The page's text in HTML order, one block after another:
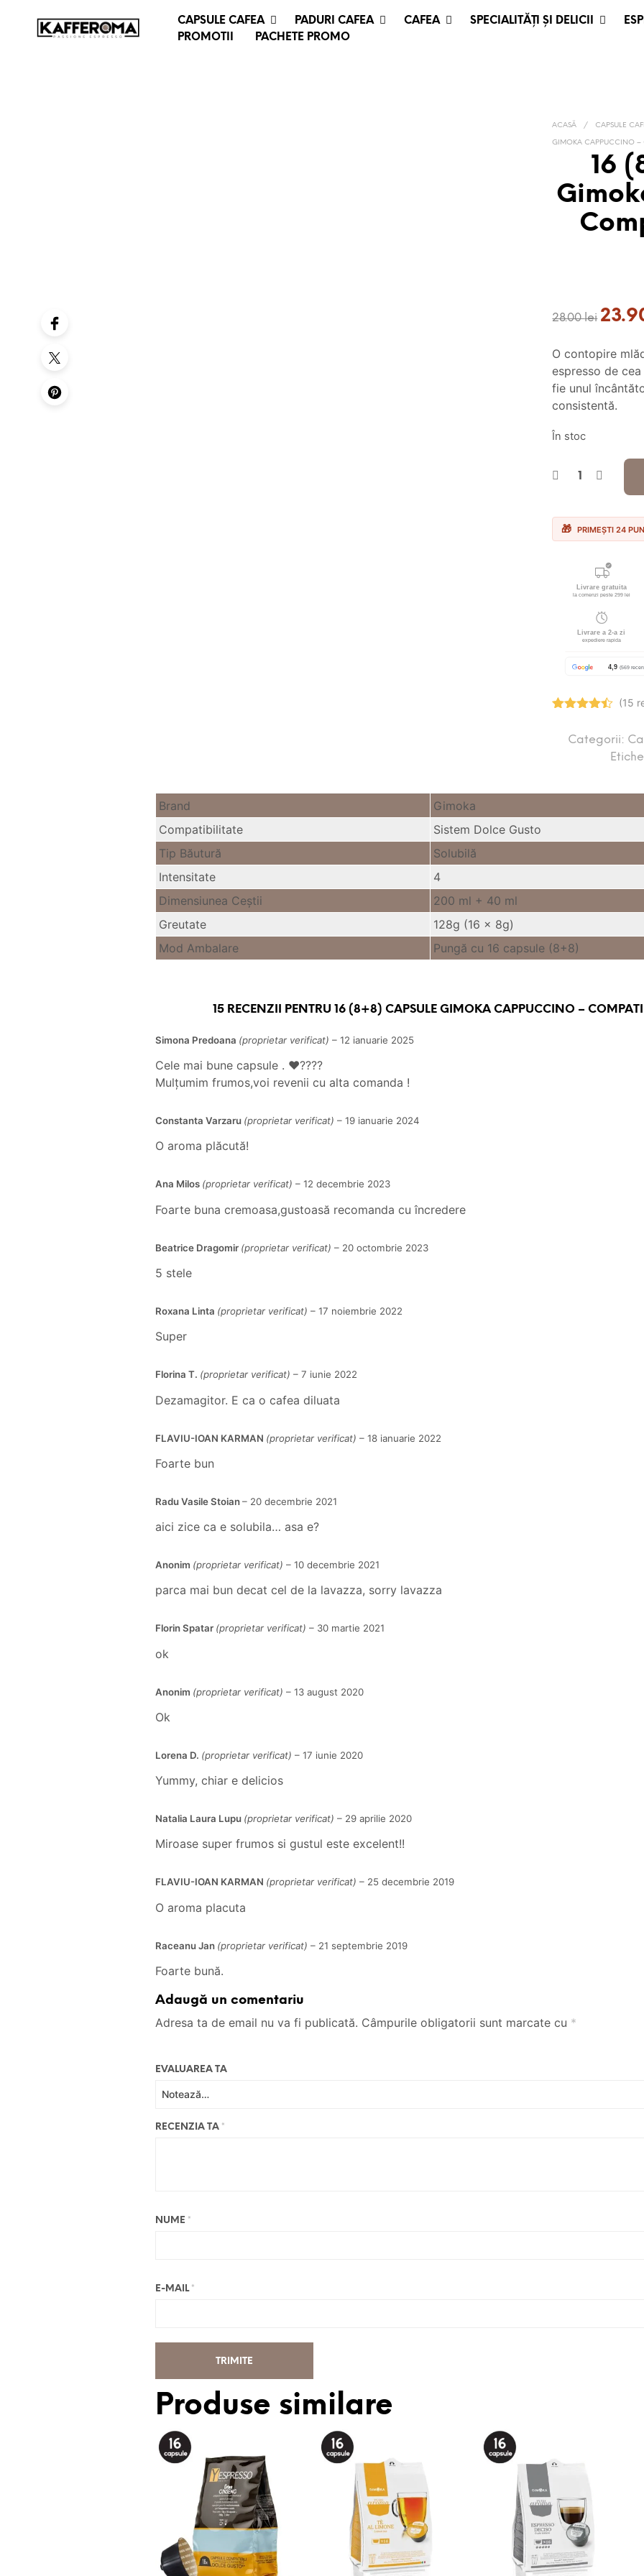
CAPSULE CAFEA PADURI CAFEA CAFEA SPECIALITĂȚI ȘI DELICII
PROMOTII
PACHETE PROMO
ACASĂ / CAPSULE
GIMOKA CAPPUCCINO –
16
28.00lei
Prețul
fost:
28.00
O contopire
espresso de
fie unul
consistentă.
În stoc
PRIMEȘTI 24
din 5
(15
Categorii:
Brand
Gimoka
Compatibilitate
Sistem Dolce Gusto
Tip Băutură
Solubilă
Intensitate
4
Dimensiunea Ceştii
200 ml + 40 ml
Greutate
128g (16 x 8g)
Mod Ambalare
Pungă cu 16 capsule (8+8)
15 RECENZII PENTRU 16 (8+8) CAPSULE GIMOKA CAPPUCCINO –
Simona Predoana (proprietar verificat) – 12 ianuarie 2025
Cele mai bune capsule . ❤️‍????
Mulțumim frumos,voi revenii cu alta comanda !
Constanta Varzaru (proprietar verificat) – 19 ianuarie 2024
O aroma plăcută!
Ana Milos (proprietar verificat) – 12 decembrie 2023
Foarte buna cremoasa,gustoasă recomanda cu încredere
Beatrice Dragomir (proprietar verificat) – 20 octombrie 2023
5 stele
Roxana Linta (proprietar verificat) – 17 noiembrie 2022
Super
Florina T. (proprietar verificat) – 7 iunie 2022
Dezamagitor. E ca o cafea diluata
FLAVIU-IOAN KARMAN (proprietar verificat) – 18 ianuarie 2022
Foarte bun
Radu Vasile Stoian– 20 decembrie 2021
aici zice ca e solubila… asa e?
Anonim (proprietar verificat) – 10 decembrie 2021
parca mai bun decat cel de la lavazza, sorry lavazza
Florin Spatar (proprietar verificat) – 30 martie 2021
ok
Anonim (proprietar verificat) – 13 august 2020
Ok
Lorena D. (proprietar verificat) – 17 iunie 2020
Yummy, chiar e delicios
Natalia Laura Lupu (proprietar verificat) – 29 aprilie 2020
Miroase super frumos si gustul este excelent!!
FLAVIU-IOAN KARMAN (proprietar verificat) – 25 decembrie 2019
O aroma placuta
Raceanu Jan (proprietar verificat) – 21 septembrie 2019
Foarte bună.
Adaugă un comentariu
Adresa ta de email nu va fi publicată. Câmpurile obligatorii sunt marcate cu *
EVALUAREA TA
RECENZIA TA *
NUME *
E-MAIL *
Produse similare